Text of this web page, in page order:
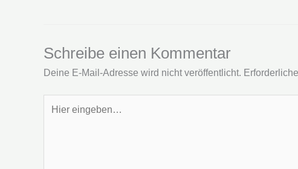
Schreibe einen Kommentar
Deine E-Mail-Adresse wird nicht veröffentlicht.
eingeben…